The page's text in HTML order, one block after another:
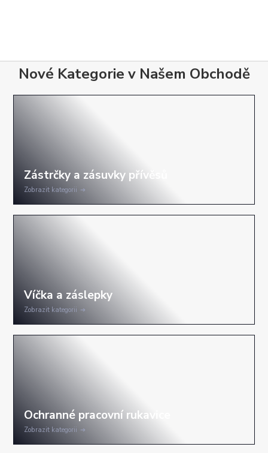
Nové Kategorie v Našem Obchodě
Zobrazit kategorii
Zobrazit kategorii
Zobrazit kategorii